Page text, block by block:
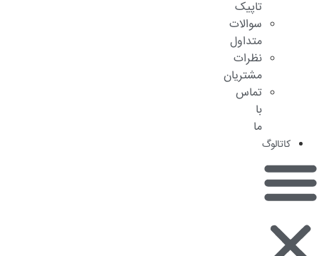
تاپیک
سوالات
متداول
نظرات
مشتریان
تماس
با
ما
کاتالوگ